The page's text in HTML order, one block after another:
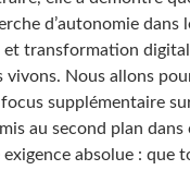
d’autonomie
transformation
Nous allons
supplémentaire
au second plan
exigence absolue :